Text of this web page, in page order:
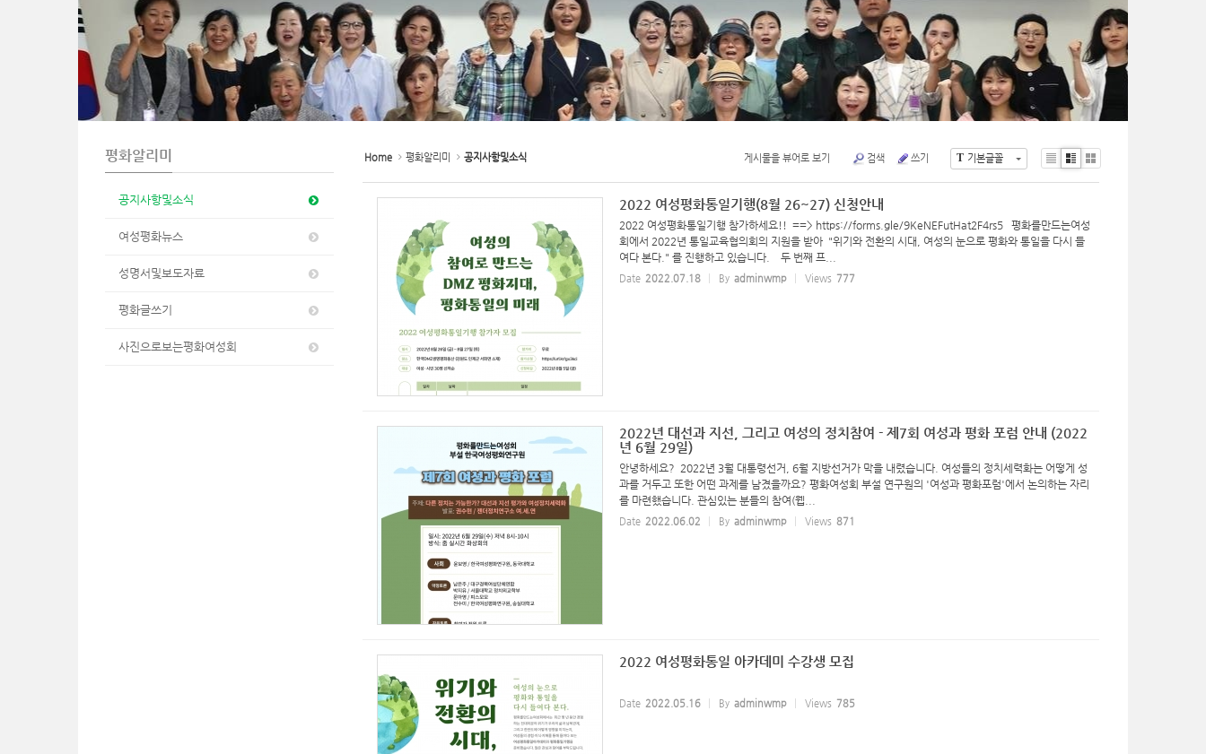
n
평화알리미
공지사항및소식
여성평화뉴스
성명서및보도자료
평화글쓰기
사진으로보는평화여성회
Home 평화알리미 공지사항및소식 T 기본글꼴
게시물을 뷰어로 보기 검색 쓰기
Li
Zi
G
ry
2022 여성평화통일기행(8월 26~27) 신청안내
2022 여성평화통일기행 참가하세요!! ==> https://forms.gle/9KeNEFutHat2F4rs5 평화를만드는여성
회에서 2022년 통일교육협의회의 지원을 받아 "위기와 전환의 시대, 여성의 눈으로 평화와 통일을 다시 들
여다 본다." 를 진행하고 있습니다. 두 번째 프...
Date 2022.07.18 By adminwmp Views 777
2022년 대선과 지선, 그리고 여성의 정치참여 - 제7회 여성과 평화 포럼 안내 (2022
년 6월 29일)
안녕하세요? 2022년 3월 대통령선거, 6월 지방선거가 막을 내렸습니다. 여성들의 정치세력화는 어떻게 성
과를 거두고 또한 어떤 과제를 남겼을까요? 평화여성회 부설 연구원의 '여성과 평화포럼'에서 논의하는 자리
를 마련했습니다. 관심있는 분들의 참여(웹...
Date 2022.06.02 By adminwmp Views 871
2022 여성평화통일 아카데미 수강생 모집
Date 2022.05.16 By adminwmp Views 785